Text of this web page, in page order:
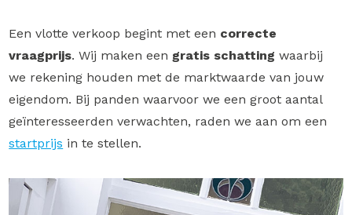
Een vlotte verkoop begint met een correcte
vraagprijs. Wij maken een gratis schatting waarbij
we rekening houden met de marktwaarde van jouw
eigendom. Bij panden waarvoor we een groot aantal
geïnteresseerden verwachten, raden we aan om een
startprijs in te stellen.